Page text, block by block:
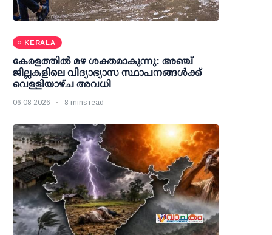
KERALA
കേരളത്തില്‍ മഴ ശക്തമാകുന്നു: അഞ്ച്
ജില്ലകളിലെ വിദ്യാഭ്യാസ സ്ഥാപനങ്ങള്‍ക്ക്
വെള്ളിയാഴ്ച അവധി
06 08 2026 8 mins read